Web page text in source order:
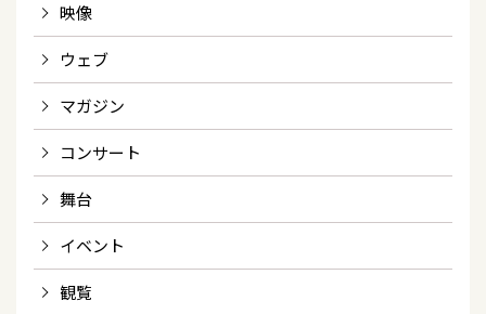
映像
ウェブ
マガジン
コンサート
舞台
イベント
観覧